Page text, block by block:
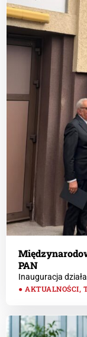
PAN
Inauguracja
AKTUALNOŚCI,